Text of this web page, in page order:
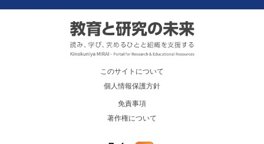
このサイトについて
個人情報保護方針
免責事項
著作権について